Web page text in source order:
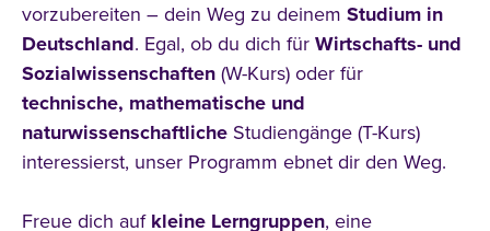
vorzubereiten – dein Weg zu deinem Studium in
Deutschland. Egal, ob du dich für Wirtschafts- und
Sozialwissenschaften (W-Kurs) oder für
technische, mathematische und
naturwissenschaftliche Studiengänge (T-Kurs)
interessierst, unser Programm ebnet dir den Weg.
Freue dich auf kleine Lerngruppen, eine